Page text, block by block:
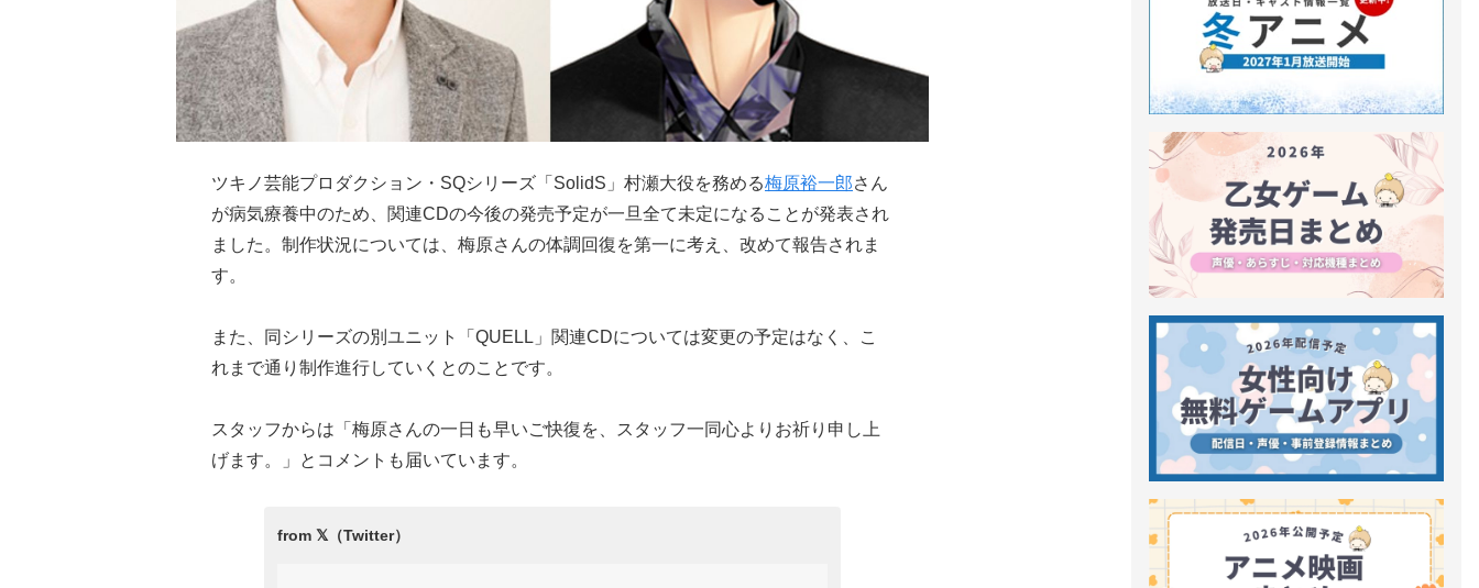
ツキノ芸能プロダクション・SQシリーズ「SolidS」村瀬大役を務める梅原裕一郎さん
が病気療養中のため、関連CDの今後の発売予定が一旦全て未定になることが発表され
ました。制作状況については、梅原さんの体調回復を第一に考え、改めて報告されま
す。
また、同シリーズの別ユニット「QUELL」関連CDについては変更の予定はなく、こ
れまで通り制作進行していくとのことです。
スタッフからは「梅原さんの一日も早いご快復を、スタッフ一同心よりお祈り申し上
げます。」とコメントも届いています。